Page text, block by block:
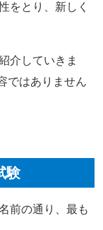
をとり、新しく
介していきま
ではありません
験
前の通り、最も